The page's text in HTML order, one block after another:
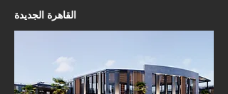
القاهرة الجديدة